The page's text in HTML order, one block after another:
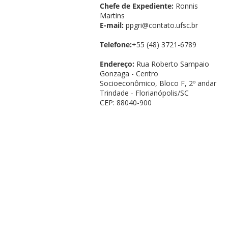
Chefe de Expediente: Ronnis
Martins
E-mail: ppgri@contato.ufsc.br
Telefone:+55 (48) 3721-6789
Endereço: Rua Roberto Sampaio
Gonzaga - Centro
Socioeconômico, Bloco F, 2º andar
Trindade - Florianópolis/SC
CEP: 88040-900